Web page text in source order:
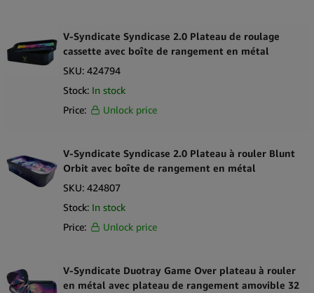
V-Syndicate Syndicase 2.0 Plateau de roulage
cassette avec boîte de rangement en métal
SKU: 424794
Stock: In stock
Price:
Unlock price
V-Syndicate Syndicase 2.0 Plateau à rouler Blunt
Orbit avec boîte de rangement en métal
SKU: 424807
Stock: In stock
Price:
Unlock price
V-Syndicate Duotray Game Over plateau à rouler
en métal avec plateau de rangement amovible 32